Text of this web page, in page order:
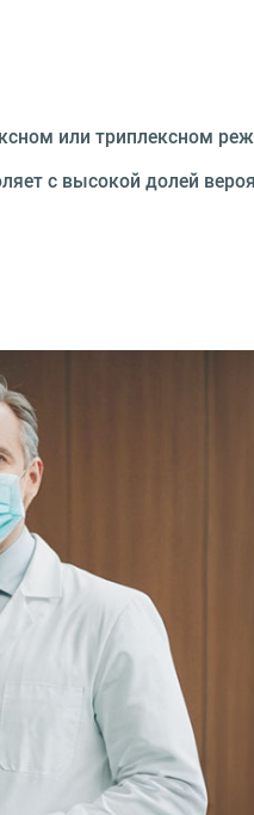
или триплексном
с высокой долей